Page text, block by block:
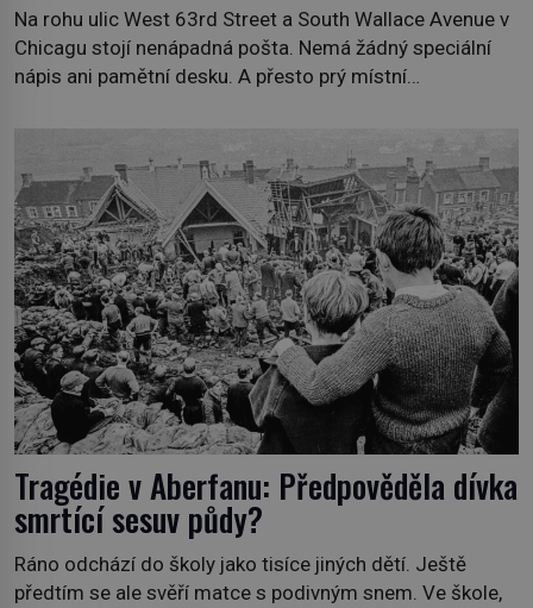
Na rohu ulic West 63rd Street a South Wallace Avenue v
Chicagu stojí nenápadná pošta. Nemá žádný speciální
nápis ani pamětní desku. A přesto prý místní
sídlil sériový vrah H. H. Holmes a také nejpropracovanější
past na lidi v dějinách americké kriminalistiky. Herman
Webster Mudgett (1861–1896) přijíždí […]
Tragédie v Aberfanu: Předpověděla dívka
smrtící sesuv půdy?
Ráno odchází do školy jako tisíce jiných dětí. Ještě
předtím se ale svěří matce s podivným snem. Ve škole,